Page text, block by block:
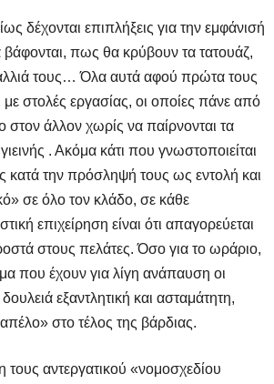
δέχονται επιπλήξεις για την εμφάνισή
πως θα κρύβουν τα τατουάζ,
τους… Όλα αυτά αφού πρώτα τους
στολές εργασίας, οι οποίες πάνε από
στον άλλον χωρίς να παίρνονται τα
. Ακόμα κάτι που γνωστοποιείται
κατά την πρόσληψή τους ως εντολή και
σε όλο τον κλάδο, σε κάθε
επιχείρηση είναι ότι απαγορεύεται
στους πελάτες. Όσο για το ωράριο,
που έχουν για λίγη ανάπαυση οι
εξαντλητική και ασταμάτητη,
στο τέλος της βάρδιας.
τους αντεργατικού «νομοσχεδίου